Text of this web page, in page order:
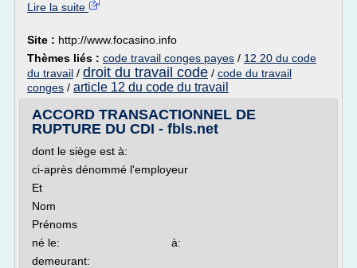
Lire la suite
Site : http://www.focasino.info
Thèmes liés : code travail conges payes / 12 20 du code
du travail / droit du travail code / code du travail
conges / article 12 du code du travail
ACCORD TRANSACTIONNEL DE
RUPTURE DU CDI - fbls.net
dont le siège est à:
ci-après dénommé l'employeur
Et
Nom
Prénoms
né le: à:
demeurant: